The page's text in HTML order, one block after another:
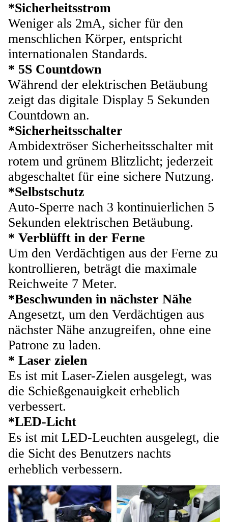
*Sicherheitsstrom
Weniger als 2mA, sicher für den
menschlichen Körper, entspricht
internationalen Standards.
* 5S Countdown
Während der elektrischen Betäubung
zeigt das digitale Display 5 Sekunden
Countdown an.
*Sicherheitsschalter
Ambidextröser Sicherheitsschalter mit
rotem und grünem Blitzlicht; jederzeit
abgeschaltet für eine sichere Nutzung.
*Selbstschutz
Auto-Sperre nach 3 kontinuierlichen 5
Sekunden elektrischen Betäubung.
* Verblüfft in der Ferne
Um den Verdächtigen aus der Ferne zu
kontrollieren, beträgt die maximale
Reichweite 7 Meter.
*Beschwunden in nächster Nähe
Angesetzt, um den Verdächtigen aus
nächster Nähe anzugreifen, ohne eine
Patrone zu laden.
* Laser zielen
Es ist mit Laser-Zielen ausgelegt, was
die Schießgenauigkeit erheblich
verbessert.
*LED-Licht
Es ist mit LED-Leuchten ausgelegt, die
die Sicht des Benutzers nachts
erheblich verbessern.